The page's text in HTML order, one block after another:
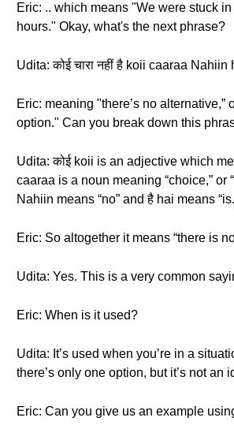
Eric: .. which means "We were stuck
hours." Okay, what's the next phrase?
Udita: कोई चारा नहीं है koii caaraa Nahiin
Eric: meaning "there’s no alternative,”
option." Can you break down this
Udita: कोई koii is an adjective which
caaraa is a noun meaning “choice,” or
Nahiin means “no” and है hai means
Eric: So altogether it means “there is
Udita: Yes. This is a very common
Eric: When is it used?
Udita: It’s used when you’re in a
there’s only one option, but it’s not an
Eric: Can you give us an example